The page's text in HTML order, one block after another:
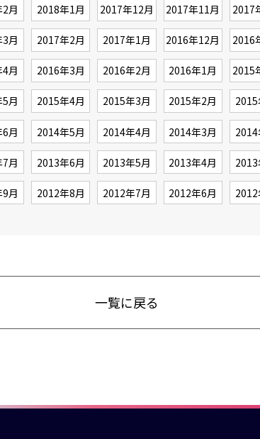
月 2018年1月 2017年12月 2017年11月 2017
月 2017年2月 2017年1月 2016年12月 2016
月 2016年3月 2016年2月 2016年1月 2015
月 2015年4月 2015年3月 2015年2月 2015
月 2014年5月 2014年4月 2014年3月 2014
月 2013年6月 2013年5月 2013年4月 2013
月 2012年8月 2012年7月 2012年6月 2012
一覧に戻る